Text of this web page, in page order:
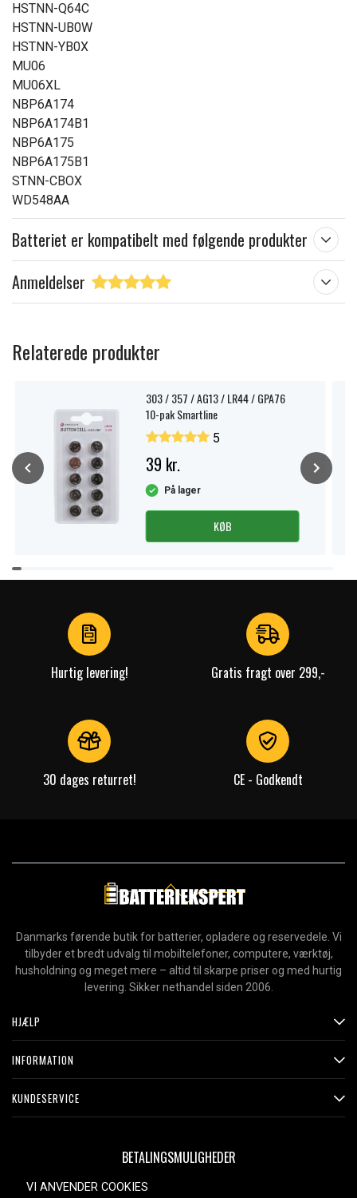
HSTNN-Q64C
HSTNN-UB0W
HSTNN-YB0X
MU06
MU06XL
NBP6A174
NBP6A174B1
NBP6A175
NBP6A175B1
STNN-CBOX
WD548AA
Batteriet er kompatibelt med følgende produkter
Anmeldelser
Relaterede produkter
303 / 357 / AG13 / LR44 / GPA76
10-pak Smartline
5
39 kr.
På lager
KØB
Item
1
Hurtig levering! Gratis fragt over 299,-
30 dages returret! CE - Godkendt
Danmarks førende butik for batterier, opladere og reservedele. Vi
tilbyder et bredt udvalg til mobiltelefoner, computere, værktøj,
husholdning og meget mere – altid til skarpe priser og med hurtig
levering. Sikker nethandel siden 2006.
HJÆLP
INFORMATION
KUNDESERVICE
BETALINGSMULIGHEDER
VI ANVENDER COOKIES